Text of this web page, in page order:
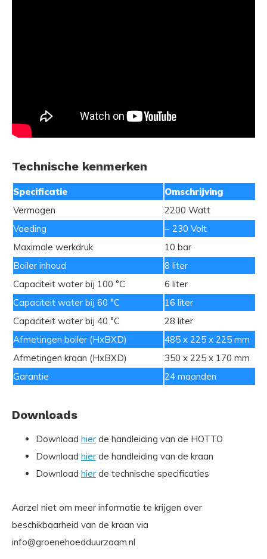
Technische kenmerken
Specificatie
Omschrijving
Vermogen
2200 Watt
Voeding
~ 230 Volt
Maximale werkdruk
10 bar
Boiler inhoud
8 liter
Capaciteit water bij 100 °C
6 liter
Capaciteit water bij 60 °C
16 liter
Capaciteit water bij 40 °C
28 liter
Afmetingen boiler (HxBXD)
485 x 225 x 225 mm
Afmetingen kraan (HxBXD)
350 x 225 x 170 mm
Garantie
24 maanden
Downloads
Download hier de handleiding van de HOTTO
Download hier de handleiding van de kraan
Download hier de technische specificaties
Aarzel niet om meer informatie te krijgen over
beschikbaarheid van de kraan via
info@groenehoedduurzaam.nl